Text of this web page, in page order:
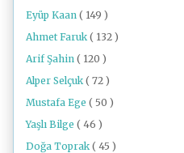
Eyüp Kaan ( 149 )
Ahmet Faruk ( 132 )
Arif Şahin ( 120 )
Alper Selçuk ( 72 )
Mustafa Ege ( 50 )
Yaşlı Bilge ( 46 )
Doğa Toprak ( 45 )